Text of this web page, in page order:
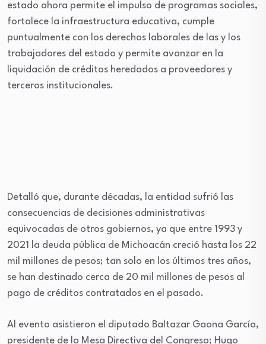
estado ahora permite el impulso de programas sociales,
fortalece la infraestructura educativa, cumple
puntualmente con los derechos laborales de las y los
trabajadores del estado y permite avanzar en la
liquidación de créditos heredados a proveedores y
terceros institucionales.
Detalló que, durante décadas, la entidad sufrió las
consecuencias de decisiones administrativas
equivocadas de otros gobiernos, ya que entre 1993 y
2021 la deuda pública de Michoacán creció hasta los 22
mil millones de pesos; tan solo en los últimos tres años,
se han destinado cerca de 20 mil millones de pesos al
pago de créditos contratados en el pasado.
Al evento asistieron el diputado Baltazar Gaona García,
presidente de la Mesa Directiva del Congreso; Hugo